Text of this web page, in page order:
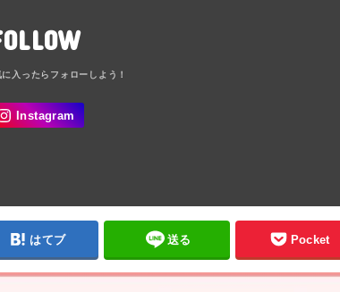
はてブ 送る Pocket